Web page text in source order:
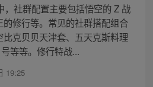
，社群配置主要包括悟空的 Z 战
修行等。常见的社群搭配组合
克贝贝天津套、五天克斯料理
等等。修行特战...
19:25